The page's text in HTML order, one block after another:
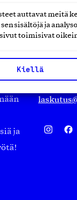
auttavat meitä
sisältöjä ja
toimisivat
Kiellä
ja
Eteläranta
Finland